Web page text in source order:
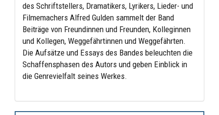
des Schriftstellers, Dramatikers, Lyrikers, Lieder- und
Filmemachers Alfred Gulden sammelt der Band
Beiträge von Freundinnen und Freunden, Kolleginnen
und Kollegen, Weggefährtinnen und Weggefährten.
Die Aufsätze und Essays des Bandes beleuchten die
Schaffensphasen des Autors und geben Einblick in
die Genrevielfalt seines Werkes.